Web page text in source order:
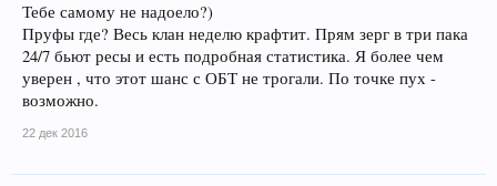
Тебе самому не надоело?)
Пруфы где? Весь клан неделю крафтит. Прям зерг в три пака
24/7 бьют ресы и есть подробная статистика. Я более чем
уверен , что этот шанс с ОБТ не трогали. По точке пух -
возможно.
22 дек 2016